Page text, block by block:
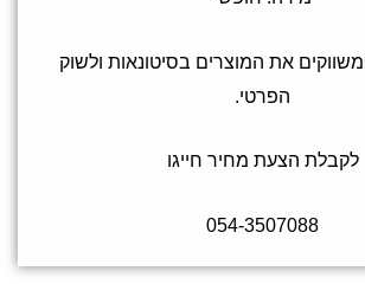
את המוצרים בסיטונאות ולשוק
הפרטי.
לקבלת הצעת מחיר חייגו
054-3507088